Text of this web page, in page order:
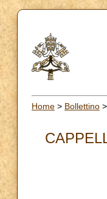
Home > Bollettino >